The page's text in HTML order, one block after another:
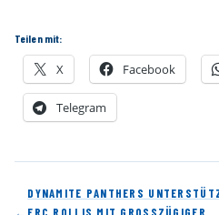
Teilen mit:
X Facebook
Telegram
DYNAMITE PANTHERS